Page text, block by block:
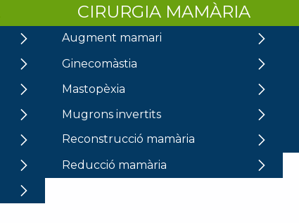
CIRURGIA MAMÀRIA
Augment mamari
Ginecomàstia
Mastopèxia
Mugrons invertits
Reconstrucció mamària
Reducció mamària